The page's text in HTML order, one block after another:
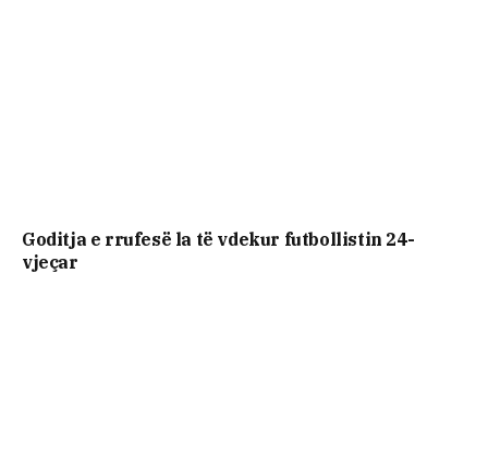
Goditja e rrufesë la të vdekur futbollistin 24-
vjeçar